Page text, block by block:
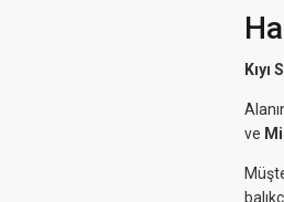
Kıyı
ve